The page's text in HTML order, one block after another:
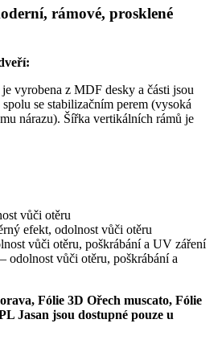
rámové, prosklené
vyrobena z MDF desky a části jsou
se stabilizačním perem (vysoká
nárazu). Šířka vertikálních rámů je
vůči otěru
efekt, odolnost vůči otěru
vůči otěru, poškrábání a UV záření
odolnost vůči otěru, poškrábání a
Fólie 3D Ořech muscato, Fólie
Jasan jsou dostupné pouze u